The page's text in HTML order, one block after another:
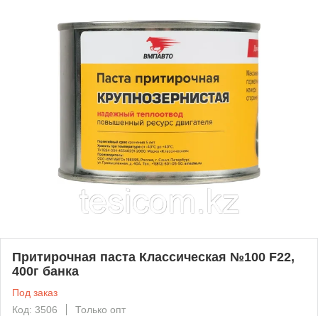
Притирочная паста Классическая №100 F22,
400г банка
Под заказ
Код: 3506
Только опт